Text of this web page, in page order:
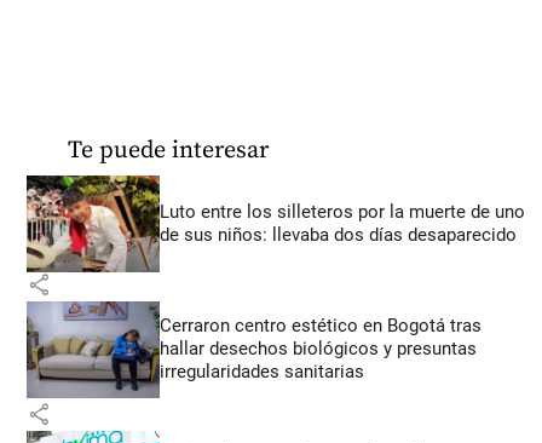
Te puede interesar
Luto entre los silleteros por la muerte de uno
de sus niños: llevaba dos días desaparecido
share
Cerraron centro estético en Bogotá tras
hallar desechos biológicos y presuntas
irregularidades sanitarias
share